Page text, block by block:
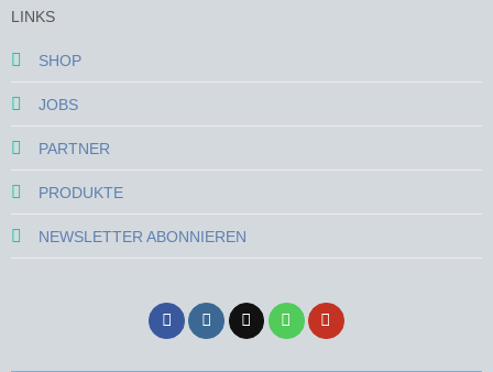
LINKS
SHOP
JOBS
PARTNER
PRODUKTE
NEWSLETTER ABONNIEREN